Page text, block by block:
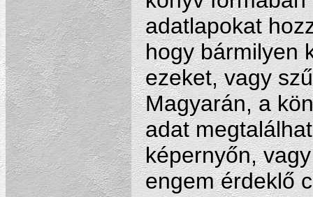
adatlapokat
hogy bármilyen
ezeket, vagy
Magyarán, a
adat
képernyőn,
engem érdeklő